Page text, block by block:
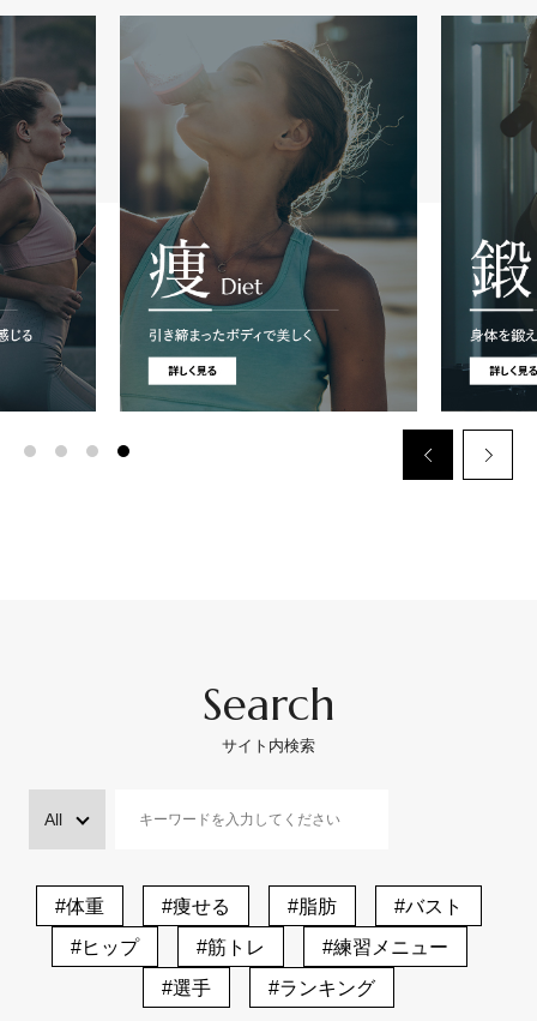
Search
サイト内検索
#体重 #痩せる #脂肪
#バスト
#ヒップ
#筋トレ
#練習メニュー
#選手
#ランキング